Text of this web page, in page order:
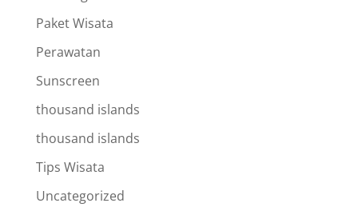
Paket Wisata
Perawatan
Sunscreen
thousand islands
thousand islands
Tips Wisata
Uncategorized